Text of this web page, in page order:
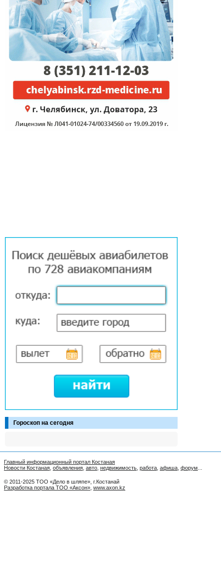
Гороскоп на сегодня
Главный информационный портал Костаная
Новости Костаная объявления авто недвижимость работа афиша форум
© 2011-2025 ТОО «Дело в шляпе», г.Костанай
Разработка портала ТОО «Аксон» www.axon.kz